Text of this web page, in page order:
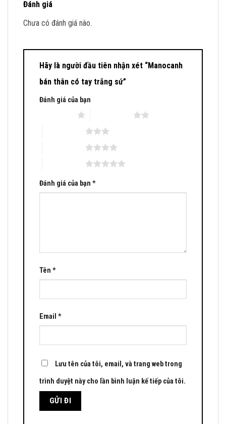
Đánh giá
Chưa có đánh giá nào.
Hãy là người đầu tiên nhận xét “Manocanh
bán thân có tay trắng sứ”
Đánh giá của bạn
Đánh giá của bạn *
Tên *
Email *
Lưu tên của tôi, email, và trang web trong
trình duyệt này cho lần bình luận kế tiếp của tôi.